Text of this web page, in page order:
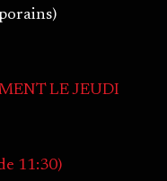
LE JEUDI
11:30)